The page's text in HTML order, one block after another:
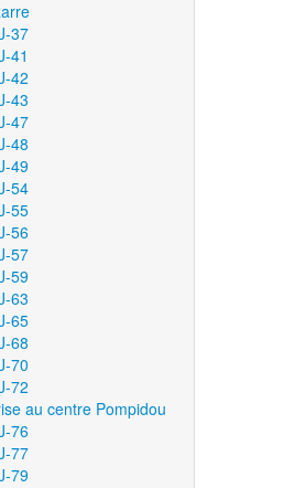
37
41
42
43
47
48
49
54
55
56
57
59
63
65
68
70
72
au centre Pompidou
76
77
79